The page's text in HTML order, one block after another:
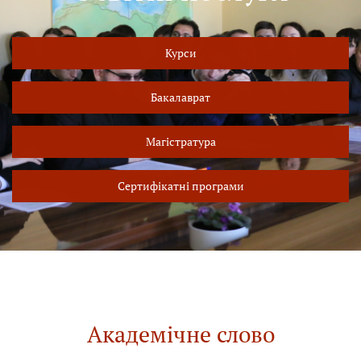
Курси
Бакалаврат
Магістратура
Сертифікатні програми
Академічне слово